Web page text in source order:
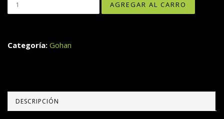
Categoría: Gohan
DESCRIPCIÓN